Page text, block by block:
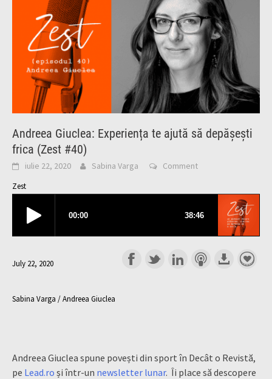
Andreea Giuclea: Experiența te ajută să depășești
frica (Zest #40)
iulie 22, 2020 Sabina Varga Comment
Zest
July 22, 2020
Sabina Varga / Andreea Giuclea
Andreea Giuclea spune povești din sport în Decât o Revistă,
pe Lead.ro și într-un newsletter lunar. Îi place să descopere